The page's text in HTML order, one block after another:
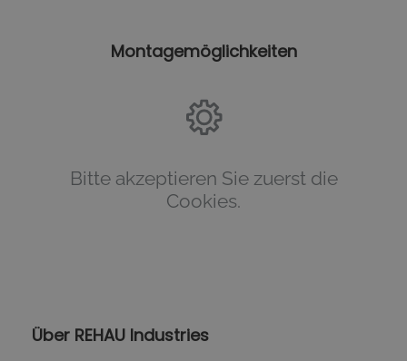
Montagemöglichkeiten
Bitte akzeptieren Sie zuerst die
Cookies.
Über REHAU Industries